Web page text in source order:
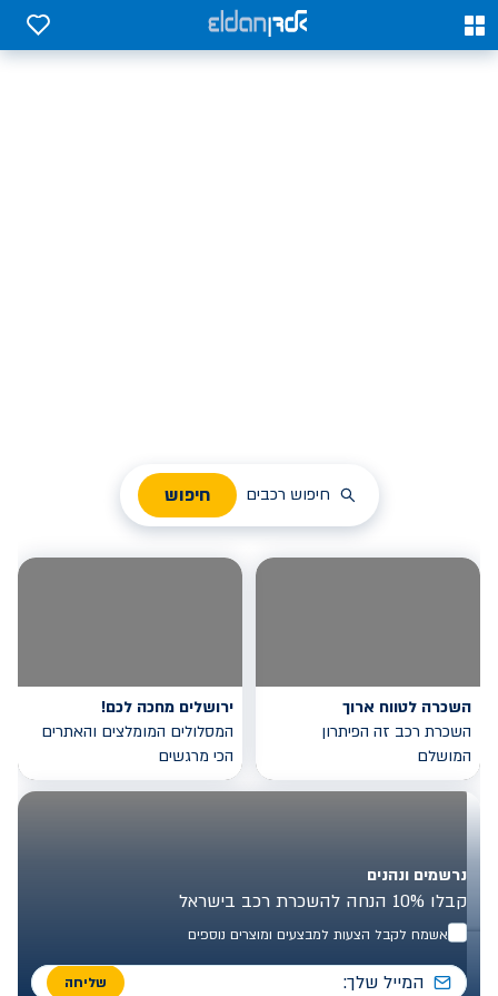
0
0
חיפוש רכבים חיפוש
השכרה לטווח ארוך
השכרת רכב זה הפיתרון
המושלם
ירושלים מחכה לכם!
המסלולים המומלצים והאתרים
הכי מרגשים
נרשמים ונהנים
קבלו 10% הנחה להשכרת רכב בישראל
אשמח לקבל הצעות למבצעים ומוצרים נוספים
שליחה